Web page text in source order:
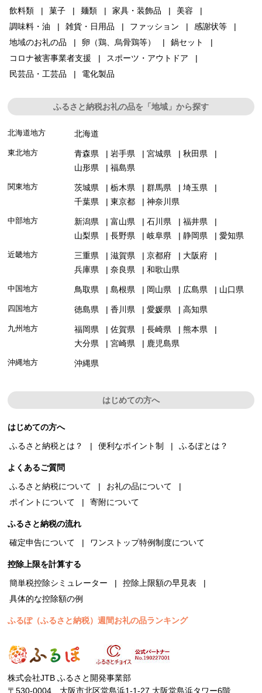
飲料類
菓子 麺類 家具・装飾品
美容
調味料・油
雑貨・日用品 ファッション
感謝状等
地域のお礼の品
卵（鶏、烏骨鶏等）
鍋セット
コロナ被害事業者支援
スポーツ・アウトドア
民芸品・工芸品
電化製品
ふるさと納税お礼の品を「地域」から探す
北海道地方 北海道
東北地方 青森県 岩手県 宮城県
秋田県
山形県
福島県
関東地方 茨城県 栃木県 群馬県
埼玉県
千葉県
東京都 神奈川県
中部地方 新潟県 富山県 石川県
福井県
山梨県
長野県 岐阜県 静岡県 愛知県
近畿地方 三重県 滋賀県 京都府
大阪府
兵庫県
奈良県 和歌山県
中国地方 鳥取県 島根県 岡山県 広島県 山口県
四国地方 徳島県 香川県 愛媛県 高知県
九州地方 福岡県 佐賀県 長崎県
熊本県
大分県
宮崎県 鹿児島県
沖縄地方 沖縄県
はじめての方へ
はじめての方へ
ふるさと納税とは？
便利なポイント制 ふるぽとは？
よくあるご質問
ふるさと納税について
お礼の品について
ポイントについて
寄附について
ふるさと納税の流れ
確定申告について
ワンストップ特例制度について
控除上限を計算する
簡単税控除シミュレーター
控除上限額の早見表
具体的な控除額の例
ふるぽ（ふるさと納税）週間お礼の品ランキング
株式会社JTB ふるさと開発事業部
〒530-0004 大阪市北区堂島浜1-1-27 大阪堂島浜タワー6階